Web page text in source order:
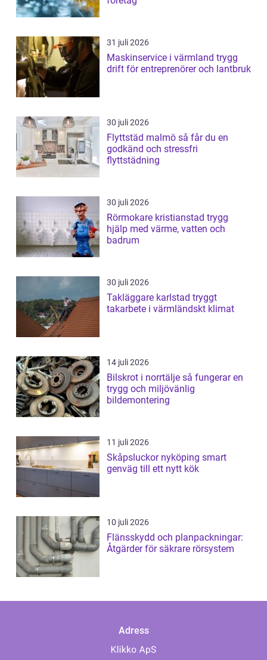
31 juli 2026
Maskinservice i värmland trygg
drift för entreprenörer och lantbruk
30 juli 2026
Flyttstäd malmö så får du en
godkänd och stressfri
flyttstädning
30 juli 2026
Rörmokare kristianstad trygg
hjälp med värme, vatten och
badrum
30 juli 2026
Takläggare karlstad tryggt
takarbete i värmländskt klimat
14 juli 2026
Bilskrot i norrtälje så fungerar en
trygg och miljövänlig
bildemontering
11 juli 2026
Skåpsluckor nyköping smart
genväg till ett nytt kök
10 juli 2026
Flänsskydd och planpackningar:
Åtgärder för säkrare rörsystem
Adress